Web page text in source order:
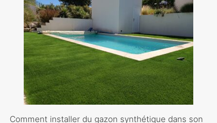
Comment installer du gazon synthétique dans son